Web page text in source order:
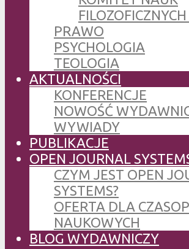
PRAWO
PSYCHOLOGIA
TEOLOGIA
AKTUALNOŚCI
KONFERENCJE
NOWOŚĆ
WYWIADY
PUBLIKACJE
OPEN JOURNAL
CZYM JEST OPEN
SYSTEMS?
OFERTA DLA
NAUKOWYCH
BLOG WYDAWNICZY